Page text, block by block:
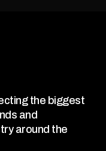
the biggest
and
around the